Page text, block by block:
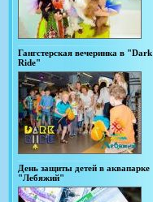
Гангстерская вечеринка в "Dark
Ride"
День защиты детей в аквапарке
"Лебяжий"